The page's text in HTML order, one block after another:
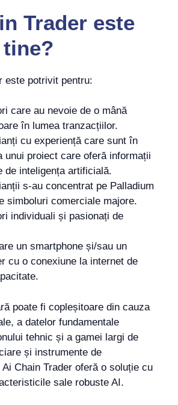
Trader este
este potrivit pentru:
care au nevoie de o mână
în lumea tranzacțiilor.
cu experiență care sunt în
unui proiect care oferă informații
de inteligența artificială.
s-au concentrat pe Palladium
simboluri comerciale majore.
individuali și pasionați de
un smartphone și/sau un
cu o conexiune la internet de
poate fi copleșitoare din cauza
a datelor fundamentale
tehnic și a gamei largi de
și instrumente de
Chain Trader oferă o soluție cu
sale robuste AI.